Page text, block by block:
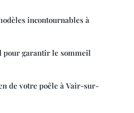
incontournables à
pour garantir le sommeil
de votre poêle à Vair-sur-